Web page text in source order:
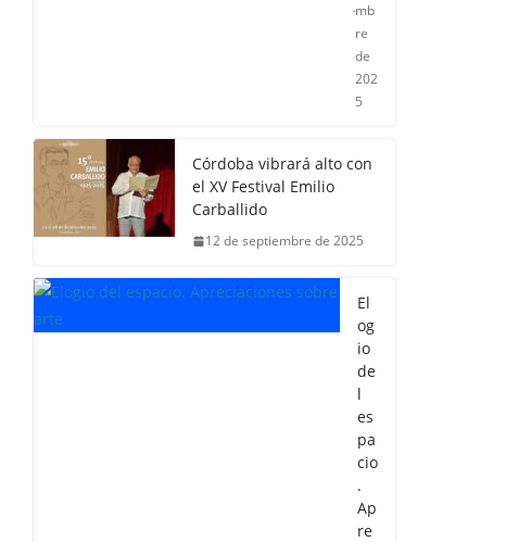
mb
re
de
202
5
Córdoba vibrará alto con
el XV Festival Emilio
Carballido
12 de septiembre de 2025
El
og
io
de
l
es
pa
cio
.
Ap
re